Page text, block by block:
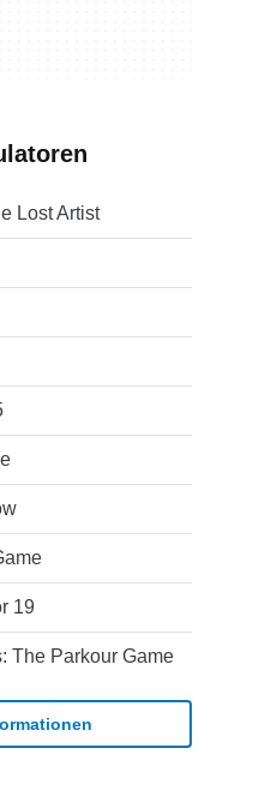
Lost Artist
19
The Parkour Game